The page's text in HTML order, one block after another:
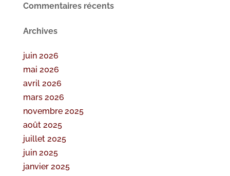
Commentaires récents
Archives
juin 2026
mai 2026
avril 2026
mars 2026
novembre 2025
août 2025
juillet 2025
juin 2025
janvier 2025